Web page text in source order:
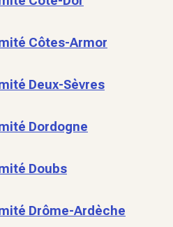
Côtes-Armor
Deux-Sèvres
Dordogne
Doubs
Drôme-Ardèche